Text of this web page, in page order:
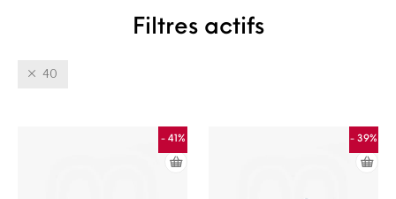
Filtres actifs
40
- 41% - 39%